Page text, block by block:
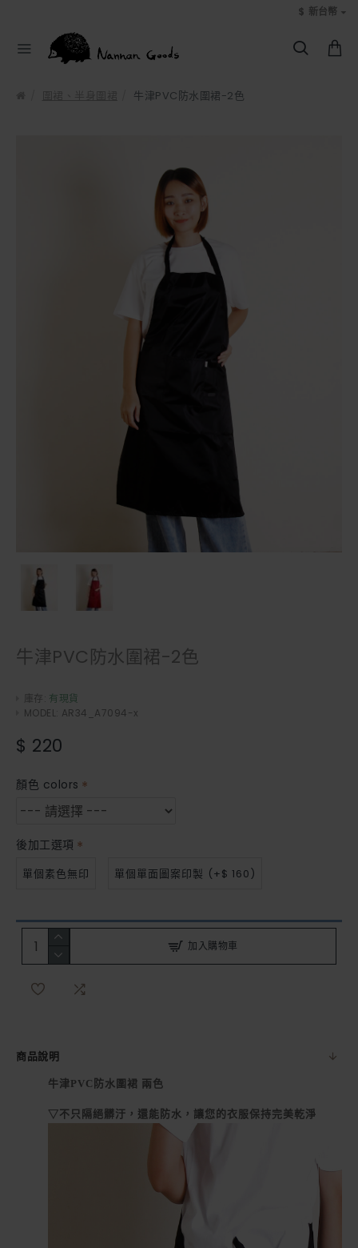
$ 新台幣
牛津PVC防水圍裙-2色
牛津PVC防水圍裙-2色
庫存: 有現貨
MODEL: AR34_A7094-x
$ 220
顏色 colors
後加工選項
單個素色無印 單個單面圖案印製 (+$ 160)
加入購物車
商品說明
牛津PVC防水圍裙 兩色
▽不只隔絕髒汙，還能防水，讓您的衣服保持完美乾淨